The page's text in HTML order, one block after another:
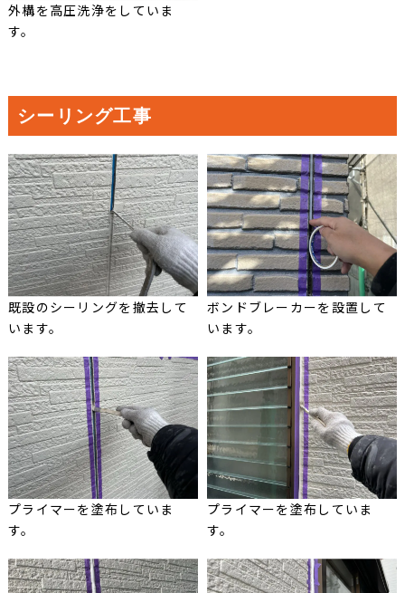
外構を高圧洗浄をしていま
す。
シーリング工事
既設のシーリングを撤去して
います。
ボンドブレーカーを設置して
います。
プライマーを塗布していま
す。
プライマーを塗布していま
す。